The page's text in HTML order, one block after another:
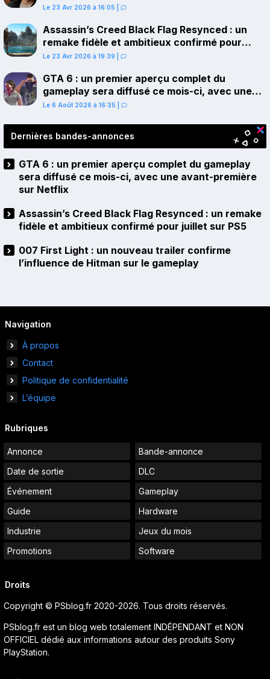
Le 23 Avr 2026 à 16:05
Assassin’s Creed Black Flag Resynced : un
remake fidèle et ambitieux confirmé pour
juillet sur PS5
Le 23 Avr 2026 à 19:39
GTA 6 : un premier aperçu complet du
gameplay sera diffusé ce mois-ci, avec une
avant-première sur Netflix
Le 6 Août 2026 à 16:35
Dernières bandes-annonces
GTA 6 : un premier aperçu complet du gameplay
sera diffusé ce mois-ci, avec une avant-première
sur Netflix
Assassin’s Creed Black Flag Resynced : un remake
fidèle et ambitieux confirmé pour juillet sur PS5
007 First Light : un nouveau trailer confirme
l’influence de Hitman sur le gameplay
Navigation
À propos
Contact
Politique de confidentialité
L’équipe
Rubriques
Annonce
Bande-annonce
Date de sortie
DLC
Événement
Gameplay
Guide
Hardware
Industrie
Jeux du mois
Promotions
Software
Droits
Copyright © PSblog.fr 2020-2026. Tous droits réservés.
PSblog.fr est un blog web totalement INDÉPENDANT et NON
OFFICIEL dédié aux informations autour des produits Sony
PlayStation.